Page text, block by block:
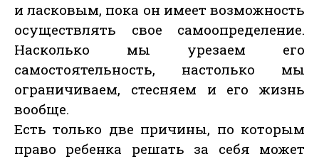
и ласковым, пока он имеет возможность
осуществлять свое самоопределение.
Насколько мы урезаем его
самостоятельность, настолько мы
ограничиваем, стесняем и его жизнь
вообще.
Есть только две причины, по которым
право ребенка решать за себя может